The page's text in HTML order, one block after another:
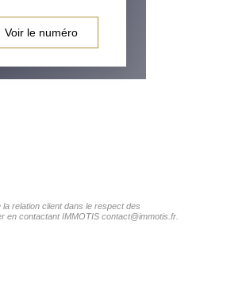
Voir le numéro
relation client dans le respect des
contactant IMMOTIS contact@immotis.fr.